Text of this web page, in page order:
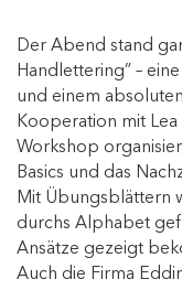
Der Abend stand
Handlettering” –
und einem
Kooperation mit
Workshop
Basics und das
Mit Übungsblättern
durchs Alphabet
Ansätze gezeigt
Auch die Firma